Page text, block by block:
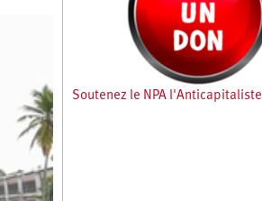
Soutenez le NPA l'Anticapitaliste